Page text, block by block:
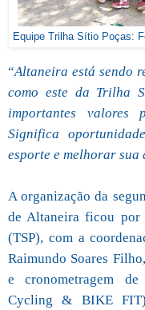
Equipe Trilha Sítio Poças:
“Altaneira está sendo
como este da Trilha
importantes valores
Significa
esporte e melhorar sua
A organização da
de Altaneira ficou por
(TSP), com a
Raimundo Soares
e cronometragem
Cycling & BIKE